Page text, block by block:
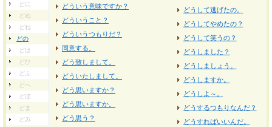
どに
どぬ
どね
どの
どは
どひ
どふ
どへ
どほ
どま
どみ
どういう意味ですか？
どういうこと？
どういうつもりだ？
同意する。
どう致しまして。
どういたしまして。
どう思いますか？
どう思いますか。
どう思う？
どうして逃げたの。
どうしてやめたの？
どうして笑うの？
どうしました？
どうしましょう。
どうしますか。
どうしよ～。
どうするつもりなんだ？
どうすればいいんだ。